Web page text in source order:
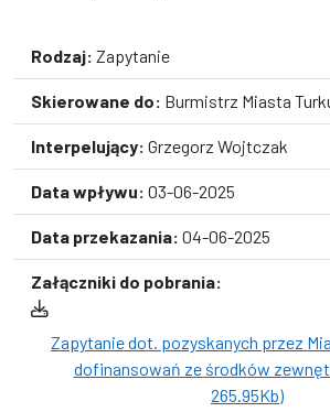
Rodzaj: Zapytanie
Skierowane do: Burmistrz Miasta
Interpelujący: Grzegorz Wojtczak
Data wpływu: 03-06-2025
Data przekazania: 04-06-2025
Załączniki do pobrania:
Zapytanie dot. pozyskanych przez
dofinansowań ze środków
265.95Kb)